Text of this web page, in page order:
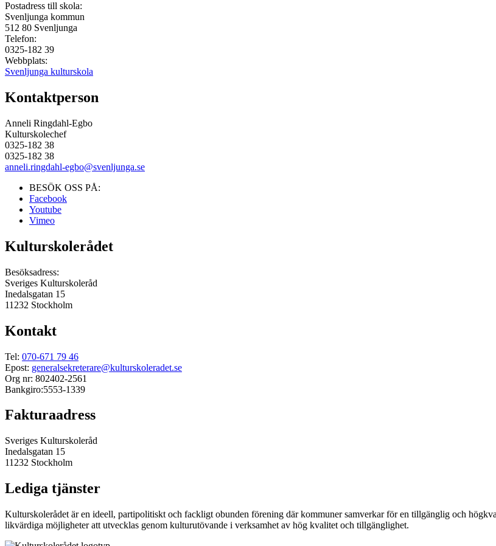
Postadress till skola:
Svenljunga kommun
512 80 Svenljunga
Telefon:
0325-182 39
Webbplats:
Svenljunga kulturskola
Kontaktperson
Anneli Ringdahl-Egbo
Kulturskolechef
0325-182 38
0325-182 38
anneli.ringdahl-egbo@svenljunga.se
BESÖK OSS PÅ:
Facebook
Youtube
Vimeo
Kulturskolerådet
Besöksadress:
Sveriges Kulturskoleråd
Inedalsgatan 15
11232 Stockholm
Kontakt
Tel: 070-671 79 46
Epost: generalsekreterare@kulturskoleradet.se
Org nr: 802402-2561
Bankgiro:5553-1339
Fakturaadress
Sveriges Kulturskoleråd
Inedalsgatan 15
11232 Stockholm
Lediga tjänster
Kulturskolerådet är en ideell, partipolitiskt och fackligt obunden förening där kommuner samverkar för en tillgänglig och
likvärdiga möjligheter att utvecklas genom kulturutövande i verksamhet av hög kvalitet och tillgänglighet.